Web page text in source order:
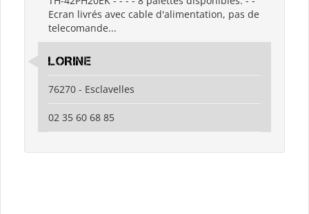
Ecran livrés avec cable d'alimentation, pas de
telecomande...
LORINE
76270 - Esclavelles
02 35 60 68 85